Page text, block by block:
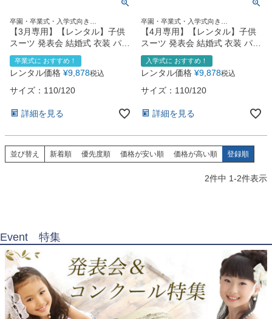
ジュエリー 音楽雑貨
07 販売・共通のご案内
品質・返品・お手入れ
08 送料・お支払い
送料・決済方法
09 お問い合わせ
対応 七五三・発表会・記念撮影
予約 Web または お電話
特典 ヘアメイク・着付け
スタジオを予約 →
卒園・卒業式・入学式向き
110size120size130size
【3月専用】【レンタル】子供
スーツ 発表会 結婚式 衣装 パイ
ピングジャケットスーツセット
（CAT875403）【CHOPIN】
【入学式 男の子 スーツ おしゃ
れ 人気 ブランド おすすめ セッ
黒色 110・120cm
卒業式に おすすめ！
レンタル価格 ¥9,878税込
サイズ：110/120
詳細を見る
卒園・卒業式・入学式向き
110size120size130size
【4月専用】【レンタル】子供
スーツ 発表会 結婚式 衣装 パイ
ピングジャケットスーツセット
（CAT875403）【CHOPIN】
【入学式 男の子 スーツ おしゃ
れ 人気 ブランド おすすめ セッ
黒色 110・120cm
入学式に おすすめ！
レンタル価格 ¥9,878税込
サイズ：110/120
詳細を見る
並び替え 新着順 優先度順 価格が安い順 価格が高い順 登録順
2件中 1-2件表示
Event 特集